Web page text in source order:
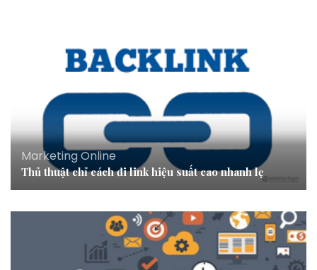
Marketing Online
Thủ thuật chỉ cách đi link hiệu suất cao nhanh lẹ